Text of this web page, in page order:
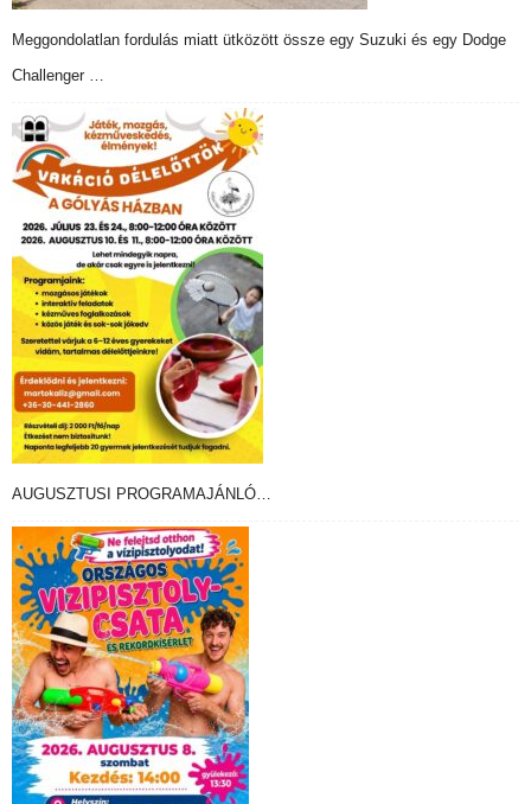
Meggondolatlan fordulás miatt ütközött össze egy Suzuki és egy Dodge
Challenger …
AUGUSZTUSI PROGRAMAJÁNLÓ…